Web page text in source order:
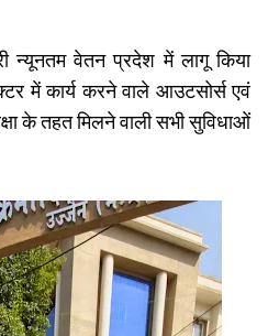
न्यूनतम वेतन प्रदेश में लागू किया
में कार्य करने वाले आउटसोर्स एवं
के तहत मिलने वाली सभी सुविधाओं